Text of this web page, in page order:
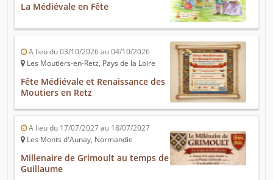
La Médiévale en Fête
A lieu du 03/10/2026 au 04/10/2026
Les Moutiers-en-Retz, Pays de la Loire
Fête Médiévale et Renaissance des
Moutiers en Retz
A lieu du 17/07/2027 au 18/07/2027
Les Monts d'Aunay, Normandie
Millenaire de Grimoult au temps de
Guillaume